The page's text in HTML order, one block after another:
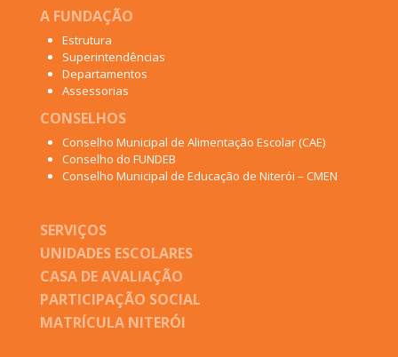
A FUNDAÇÃO
Estrutura
Superintendências
Departamentos
Assessorias
CONSELHOS
Conselho Municipal de Alimentação Escolar (CAE)
Conselho do FUNDEB
Conselho Municipal de Educação de Niterói – CMEN
SERVIÇOS
UNIDADES ESCOLARES
CASA DE AVALIAÇÃO
PARTICIPAÇÃO SOCIAL
MATRÍCULA NITERÓI